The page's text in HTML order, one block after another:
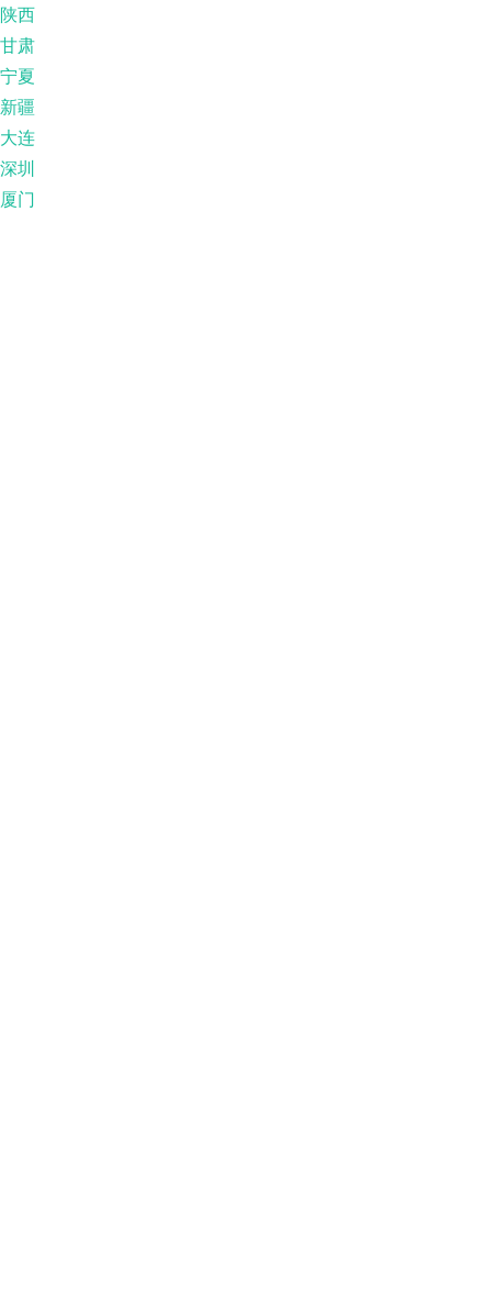
陕西
甘肃
宁夏
新疆
大连
深圳
厦门